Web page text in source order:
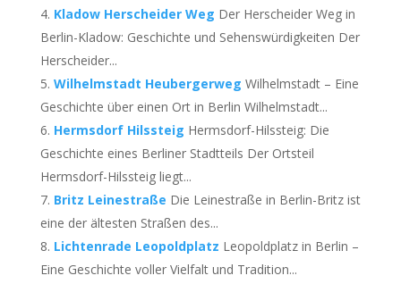
Kladow Herscheider Weg Der Herscheider Weg in
Berlin-Kladow: Geschichte und Sehenswürdigkeiten Der
Herscheider...
Wilhelmstadt Heubergerweg Wilhelmstadt – Eine
Geschichte über einen Ort in Berlin Wilhelmstadt...
Hermsdorf Hilssteig Hermsdorf-Hilssteig: Die
Geschichte eines Berliner Stadtteils Der Ortsteil
Hermsdorf-Hilssteig liegt...
Britz Leinestraße Die Leinestraße in Berlin-Britz ist
eine der ältesten Straßen des...
Lichtenrade Leopoldplatz Leopoldplatz in Berlin –
Eine Geschichte voller Vielfalt und Tradition...